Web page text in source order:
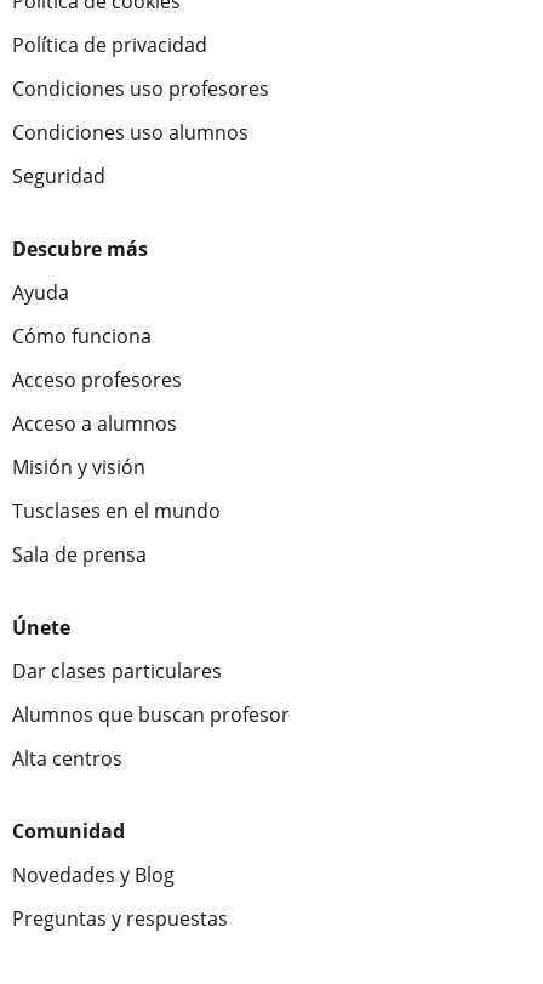
Política de privacidad
Condiciones uso profesores
Condiciones uso alumnos
Seguridad
Descubre más
Ayuda
Cómo funciona
Acceso profesores
Acceso a alumnos
Misión y visión
Tusclases en el mundo
Sala de prensa
Únete
Dar clases particulares
Alumnos que buscan profesor
Alta centros
Comunidad
Novedades y Blog
Preguntas y respuestas